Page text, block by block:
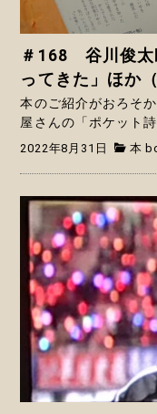
＃168 谷川俊太
ってきた」ほか
本のご紹介がおろそ
屋さんの「ポケット
2022年8月31日 本